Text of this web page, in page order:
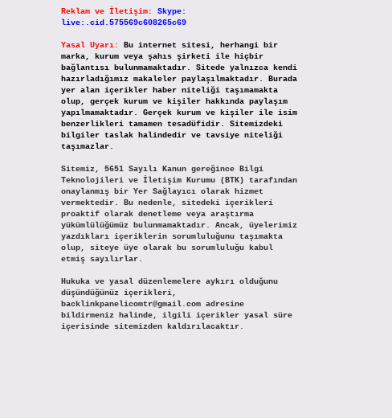
Reklam ve İletişim:
Skype:
live:.cid.575569c608265c69
Yasal Uyarı:
Bu internet sitesi, herhangi bir
marka, kurum veya şahıs şirketi ile hiçbir
bağlantısı bulunmamaktadır. Sitede yalnızca kendi
hazırladığımız makaleler paylaşılmaktadır. Burada
yer alan içerikler haber niteliği taşımamakta
olup, gerçek kurum ve kişiler hakkında paylaşım
yapılmamaktadır. Gerçek kurum ve kişiler ile isim
benzerlikleri tamamen tesadüfidir. Sitemizdeki
bilgiler taslak halindedir ve tavsiye niteliği
taşımazlar.
Sitemiz, 5651 Sayılı Kanun gereğince Bilgi
Teknolojileri ve İletişim Kurumu (BTK) tarafından
onaylanmış bir Yer Sağlayıcı olarak hizmet
vermektedir. Bu nedenle, sitedeki içerikleri
proaktif olarak denetleme veya araştırma
yükümlülüğümüz bulunmamaktadır. Ancak, üyelerimiz
yazdıkları içeriklerin sorumluluğunu taşımakta
olup, siteye üye olarak bu sorumluluğu kabul
etmiş sayılırlar.
Hukuka ve yasal düzenlemelere aykırı olduğunu
düşündüğünüz içerikleri,
backlinkpanelicomtr@gmail.comadresine
bildirmeniz halinde, ilgili içerikler yasal süre
içerisinde sitemizden kaldırılacaktır.